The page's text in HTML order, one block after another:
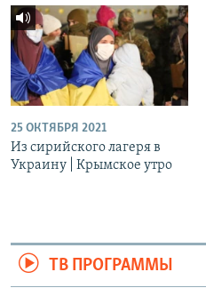
25 ОКТЯБРЯ 2021
Из сирийского лагеря в
Украину | Крымское утро
ТВ ПРОГРАММЫ